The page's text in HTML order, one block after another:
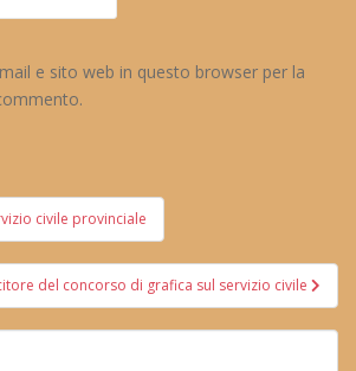
e sito web in questo browser per la
civile provinciale
del concorso di grafica sul servizio civile